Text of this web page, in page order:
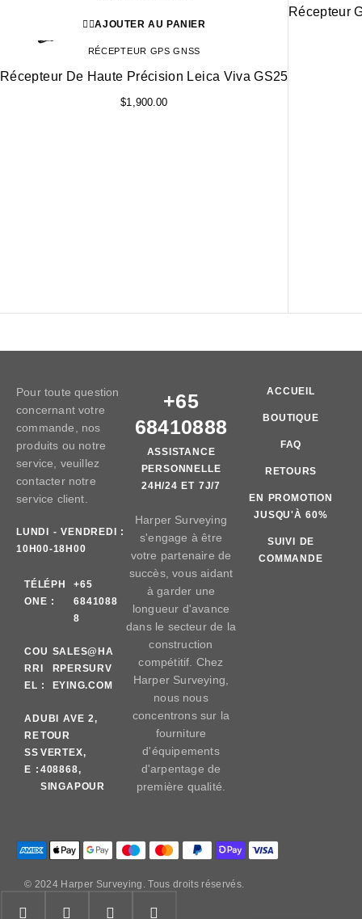
AJOUTER AU PANIER
RÉCEPTEUR GPS GNSS
Récepteur De Haute Précision Leica Viva GS25
$1,900.00
Récepteur
Pour toute question
concernant votre
commande, nos
produits ou notre
service, veuillez
contacter notre
service client.
LUNDI - VENDREDI :
10H00-18H00
TÉLÉPH
ONE :
+65
6841088
8
COU
RRI
EL :
SALES@HA
RPERSURV
EYING.COM
AD
RE
SS
E :
UBI AVE 2,
TOUR
VERTEX,
408868,
SINGAPOUR
+65
68410888
ASSISTANCE
PERSONNELLE
24H/24 ET 7J/7
Harper Surveying
s'engage à être
votre partenaire de
succès, vous aidant
à garder une
longueur d'avance
dans le secteur de la
construction
compétitif. Chez
Harper Surveying,
nous nous
concentrons sur la
fourniture
d'équipements
d'arpentage de
première qualité.
ACCUEIL
BOUTIQUE
FAQ
RETOURS
EN PROMOTION
JUSQU'À 60%
SUIVI DE
COMMANDE
© 2024 Harper Surveying. Tous droits réservés.